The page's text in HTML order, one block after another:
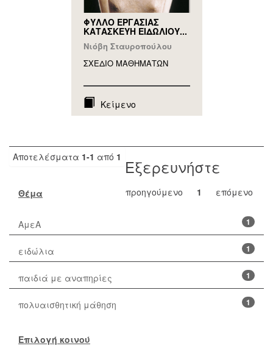
ΦΥΛΛΟ ΕΡΓΑΣΙΑΣ
ΚΑΤΑΣΚΕΥΗ ΕΙΔΩΛΙΟΥ...
Νιόβη Σταυροπούλου
ΣΧΕΔΙΟ ΜΑΘΗΜAΤΩΝ
Κείμενο
Αποτελέσματα 1-1 από 1
προηγούμενο 1 επόμενο
Εξερευνήστε
Θέμα
1
ΑμεΑ
1
ειδώλια
1
παιδιά με αναπηρίες
1
πολυαισθητική μάθηση
Επιλογή κοινού